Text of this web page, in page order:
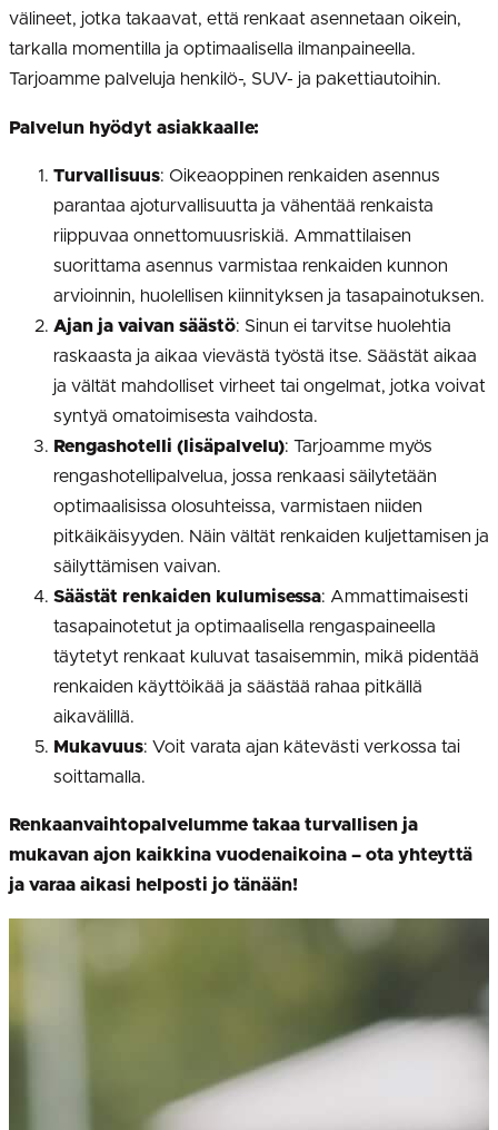
välineet, jotka takaavat, että renkaat asennetaan oikein,
tarkalla momentilla ja optimaalisella ilmanpaineella.
Tarjoamme palveluja henkilö-, SUV- ja pakettiautoihin.
Palvelun hyödyt asiakkaalle:
Turvallisuus: Oikeaoppinen renkaiden asennus
parantaa ajoturvallisuutta ja vähentää renkaista
riippuvaa onnettomuusriskiä. Ammattilaisen
suorittama asennus varmistaa renkaiden kunnon
arvioinnin, huolellisen kiinnityksen ja tasapainotuksen.
Ajan ja vaivan säästö: Sinun ei tarvitse huolehtia
raskaasta ja aikaa vievästä työstä itse. Säästät aikaa
ja vältät mahdolliset virheet tai ongelmat, jotka voivat
syntyä omatoimisesta vaihdosta.
Rengashotelli (lisäpalvelu): Tarjoamme myös
rengashotellipalvelua, jossa renkaasi säilytetään
optimaalisissa olosuhteissa, varmistaen niiden
pitkäikäisyyden. Näin vältät renkaiden kuljettamisen ja
säilyttämisen vaivan.
Säästät renkaiden kulumisessa: Ammattimaisesti
tasapainotetut ja optimaalisella rengaspaineella
täytetyt renkaat kuluvat tasaisemmin, mikä pidentää
renkaiden käyttöikää ja säästää rahaa pitkällä
aikavälillä.
Mukavuus: Voit varata ajan kätevästi verkossa tai
soittamalla.
Renkaanvaihtopalvelumme takaa turvallisen ja
mukavan ajon kaikkina vuodenaikoina – ota yhteyttä
ja varaa aikasi helposti jo tänään!